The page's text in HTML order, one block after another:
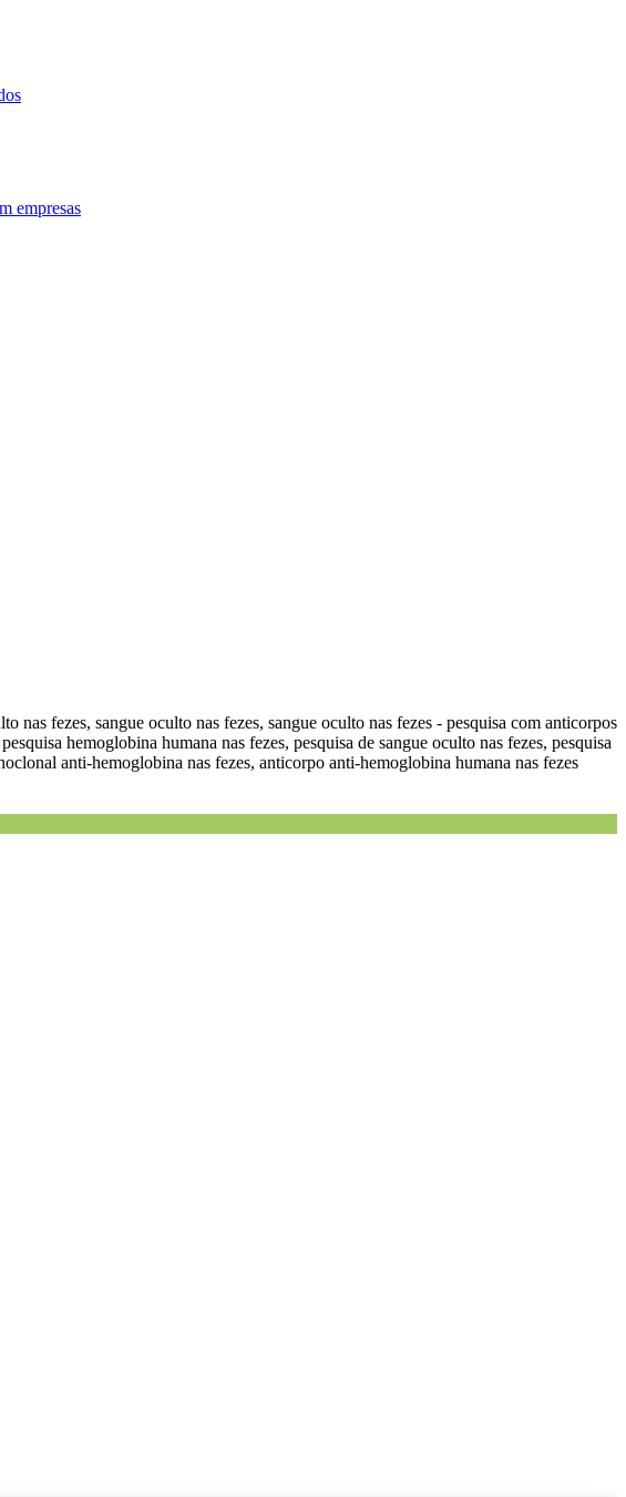
empresas
fezes, sangue oculto nas fezes, sangue oculto nas fezes - pesquisa com anticorpos
hemoglobina humana nas fezes, pesquisa de sangue oculto nas fezes, pesquisa
anti-hemoglobina nas fezes, anticorpo anti-hemoglobina humana nas fezes